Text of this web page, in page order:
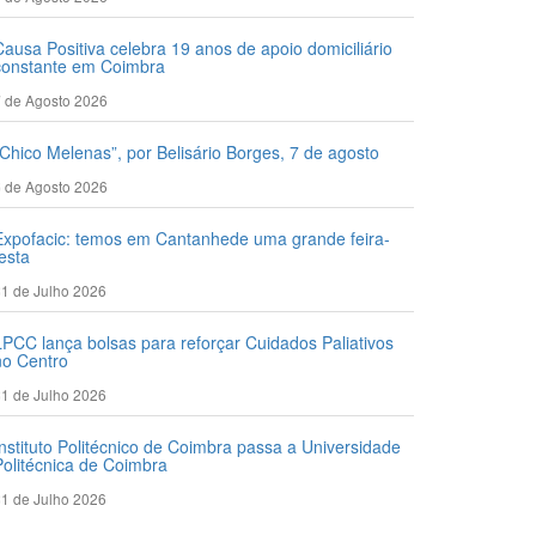
Positiva celebra 19 anos de apoio domiciliário
em Coimbra
de Agosto 2026
Melenas”, por Belisário Borges, 7 de agosto
de Agosto 2026
temos em Cantanhede uma grande feira-
de Julho 2026
lança bolsas para reforçar Cuidados Paliativos
Centro
de Julho 2026
Politécnico de Coimbra passa a Universidade
de Coimbra
de Julho 2026